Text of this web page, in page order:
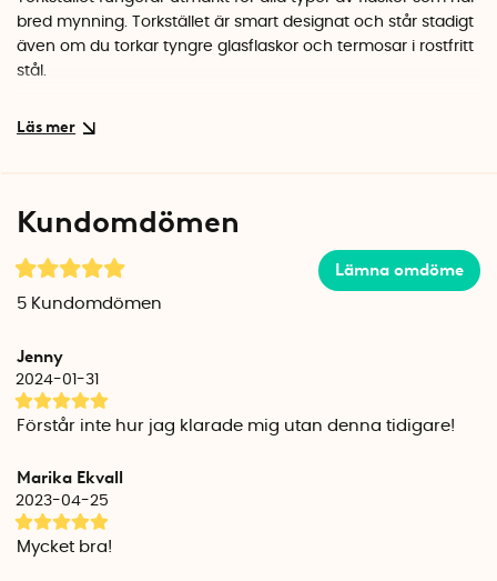
bred mynning. Torkstället är smart designat och står stadigt
även om du torkar tyngre glasflaskor och termosar i rostfritt
stål.
De fyra hållarna passar utmärkt till vattenflaskor,
Vattnet från vattenflaskorna rinner ner på droppbrickan
undertill. Droppbrickan har en räfflad botten som låter luften
Droppbrickan fungerar även som en torkställning för locken.
De upphöjda kanterna på sidan hindrar dessutom vattnet
och locken från att rulla av droppbrickan.
De två mjuka sugrörshållarna kan hålla två sugrör vardera.
Totalt kan du torka 4 st sugrör som vardera är upp till 1 cm i
Kundomdömen
Lämna omdöme
5 Kundomdömen
Jenny
2024-01-31
Förstår inte hur jag klarade mig utan denna tidigare!
Marika Ekvall
2023-04-25
Mycket bra!